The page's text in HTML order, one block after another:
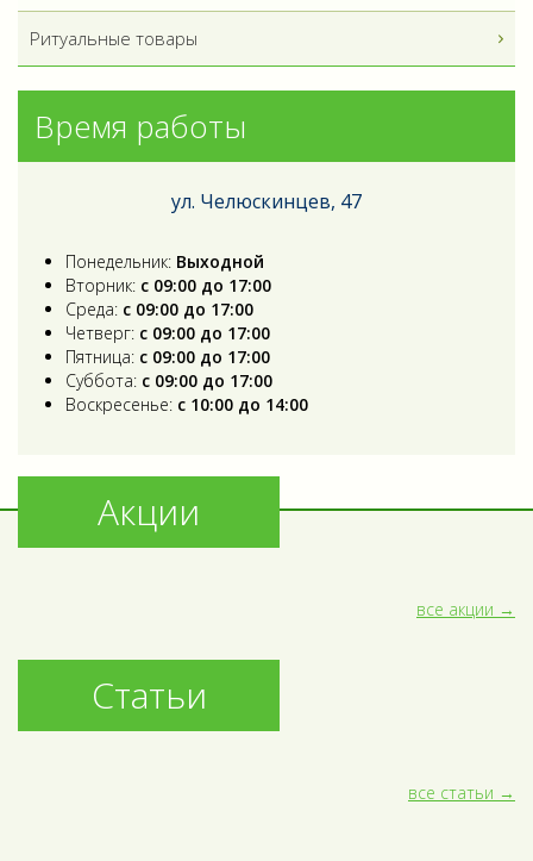
Ритуальные товары
Время работы
ул. Челюскинцев, 47
Понедельник: Выходной
Вторник: с 09:00 до 17:00
Среда: с 09:00 до 17:00
Четверг: с 09:00 до 17:00
Пятница: с 09:00 до 17:00
Суббота: с 09:00 до 17:00
Воскресенье: с 10:00 до 14:00
Акции
все акции
Статьи
все статьи